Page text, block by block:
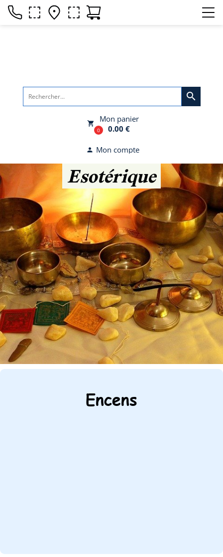
search
local_grocery_store
0
Mon panier
0.00 €
person Mon compte
Esotérique
Encens